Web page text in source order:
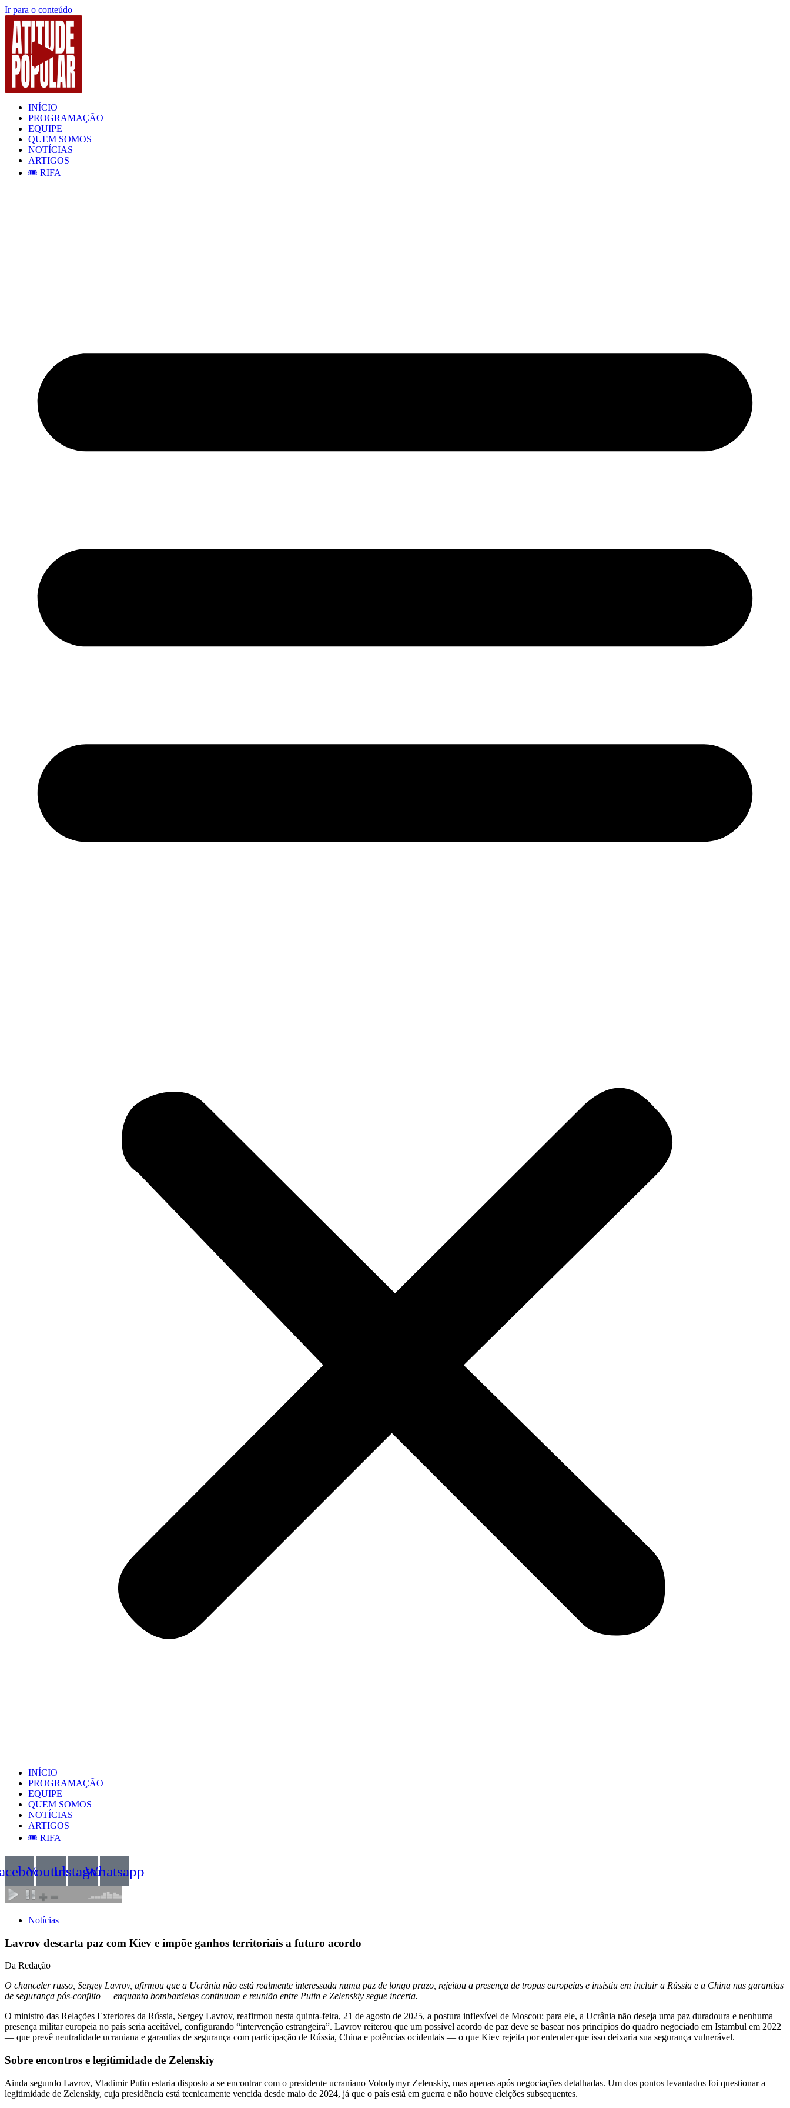
Ir para o conteúdo
INÍCIO
PROGRAMAÇÃO
EQUIPE
QUEM SOMOS
NOTÍCIAS
ARTIGOS
🎟️ RIFA
INÍCIO
PROGRAMAÇÃO
EQUIPE
QUEM SOMOS
NOTÍCIAS
ARTIGOS
🎟️ RIFA
YoutubeInstagramWhatsapp
Notícias
Lavrov descarta paz com Kiev e impõe ganhos territoriais a futuro acordo
Da Redação
O chanceler russo, Sergey Lavrov, afirmou que a Ucrânia não está realmente interessada numa paz de longo prazo, rejeitou a presença de tropas europeias e insistiu em incluir a Rússia e a China nas garantias
de segurança pós-conflito — enquanto bombardeios continuam e reunião entre Putin e Zelenskiy segue incerta.
O ministro das Relações Exteriores da Rússia, Sergey Lavrov, reafirmou nesta quinta-feira, 21 de agosto de 2025, a postura inflexível de Moscou: para ele, a Ucrânia não deseja uma paz duradoura e nenhuma
presença militar europeia no país seria aceitável, configurando “intervenção estrangeira”. Lavrov reiterou que um possível acordo de paz deve se basear nos princípios do quadro negociado em Istambul em 2022
— que prevê neutralidade ucraniana e garantias de segurança com participação de Rússia, China e potências ocidentais — o que Kiev rejeita por entender que isso deixaria sua segurança vulnerável.
Sobre encontros e legitimidade de Zelenskiy
Ainda segundo Lavrov, Vladimir Putin estaria disposto a se encontrar com o presidente ucraniano Volodymyr Zelenskiy, mas apenas após negociações detalhadas. Um dos pontos levantados foi questionar a
legitimidade de Zelenskiy, cuja presidência está tecnicamente vencida desde maio de 2024, já que o país está em guerra e não houve eleições subsequentes.